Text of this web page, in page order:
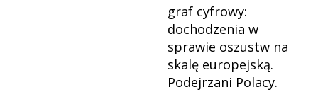
graf cyfrowy:
dochodzenia w
sprawie oszustw na
skalę europejską.
Podejrzani Polacy.